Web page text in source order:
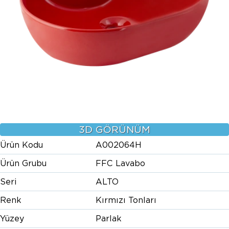
3D GÖRÜNÜM
Ürün Kodu
A002064H
Ürün Grubu
FFC Lavabo
Seri
ALTO
Renk
Kırmızı Tonları
Yüzey
Parlak